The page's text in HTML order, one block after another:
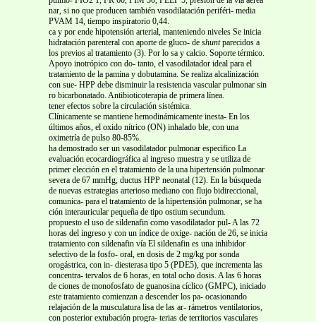
nar, si no que producen también vasodilatación periféri- media
PVAM 14, tiempo inspiratorio 0,44.
ca y por ende hipotensión arterial, manteniendo niveles Se inicia
hidratación parenteral con aporte de gluco- de shuntparecidos a
los previos al tratamiento (3). Por lo sa y calcio. Soporte térmico.
Apoyo inotrópico con do- tanto, el vasodilatador ideal para el
tratamiento de la pamina y dobutamina. Se realiza alcalinización
con sue- HPP debe disminuir la resistencia vascular pulmonar sin
ro bicarbonatado. Antibioticoterapia de primera línea.
tener efectos sobre la circulación sistémica.
Clínicamente se mantiene hemodinámicamente inesta- En los
últimos años, el oxido nítrico (ON) inhalado ble, con una
oximetría de pulso 80-85%.
ha demostrado ser un vasodilatador pulmonar especifico La
evaluación ecocardiográfica al ingreso muestra y se utiliza de
primer elección en el tratamiento de la una hipertensión pulmonar
severa de 67 mmHg, ductus HPP neonatal (12). En la búsqueda
de nuevas estrategias arterioso mediano con flujo bidireccional,
comunica- para el tratamiento de la hipertensión pulmonar, se ha
ción interauricular pequeña de tipo ostium secundum.
propuesto el uso de sildenafin como vasodilatador pul- A las 72
horas del ingreso y con un índice de oxige- nación de 26, se inicia
tratamiento con sildenafin vía El sildenafin es una inhibidor
selectivo de la fosfo- oral, en dosis de 2 mg/kg por sonda
orogástrica, con in- diesterasa tipo 5 (PDE5), que incrementa las
concentra- tervalos de 6 horas, en total ocho dosis. A las 6 horas
de ciones de monofosfato de guanosina cíclico (GMPC), iniciado
este tratamiento comienzan a descender los pa- ocasionando
relajación de la musculatura lisa de las ar- rámetros ventilatorios,
con posterior extubación progra- terias de territorios vasculares